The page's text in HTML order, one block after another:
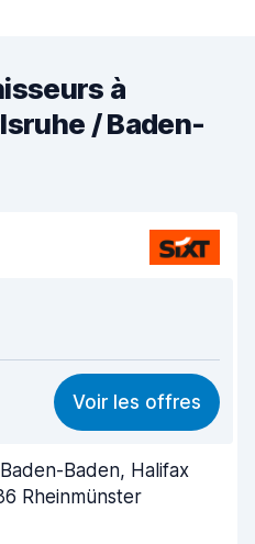
à
/ Baden-
8,6
9,4
Voir les offres
Baden, Halifax
Rheinmünster